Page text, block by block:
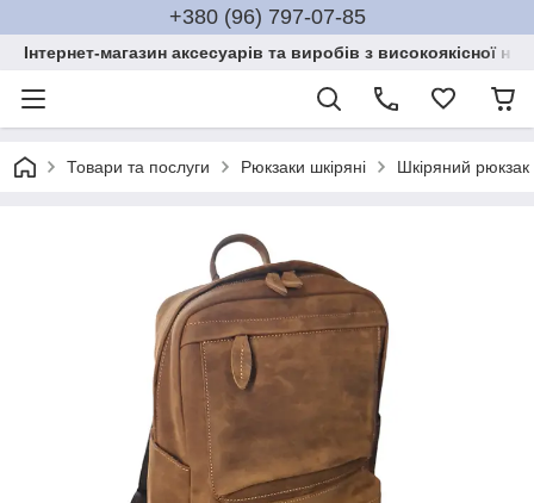
+380 (96) 797-07-85
Інтернет-магазин аксесуарів та виробів з високоякісної
Товари та послуги Рюкзаки шкіряні Шкіряний рюкзак